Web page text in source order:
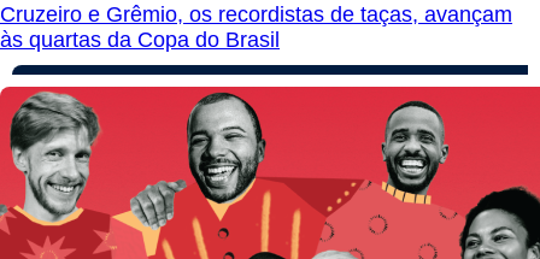
Cruzeiro e Grêmio, os recordistas de taças, avançam
às quartas da Copa do Brasil